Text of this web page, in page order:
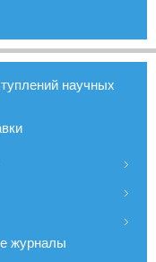
научных
журналы